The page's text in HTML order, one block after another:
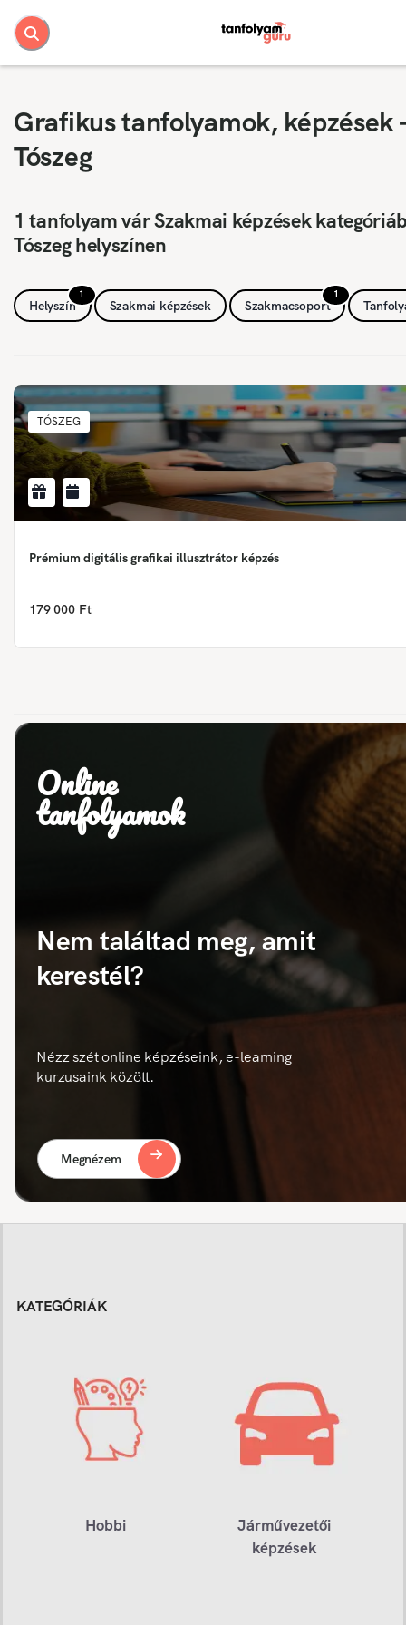
Grafikus tanfolyamok, képzések
Tószeg
1 tanfolyam vár Szakmai képzések
Tószeg helyszínen
1
Helyszín Szakmai képzések
1
Szakmacsoport
TÓSZEG
Prémium digitális grafikai illusztrátor képzés
179 000 Ft
Online
tanfolyamok
Nem találtad meg, amit
kerestél?
Nézz szét online képzéseink, e-learning
kurzusaink között.
Megnézem
KATEGÓRIÁK
Hobbi
Járművezetői
képzések